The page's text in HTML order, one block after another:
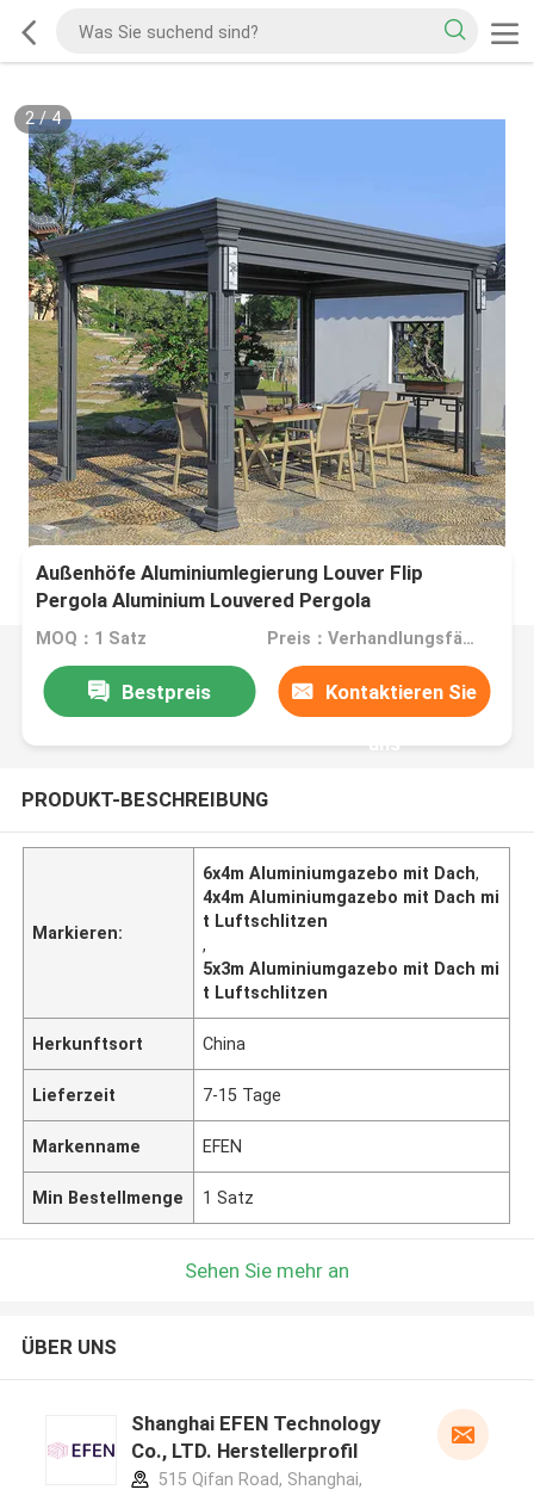
2/4
Außenhöfe Aluminiumlegierung Louver Flip
Pergola Aluminium Louvered Pergola
MOQ：1 Satz Preis：Verhandlungsfähig
Bestpreis Kontaktieren Sie
uns
PRODUKT-BESCHREIBUNG
Markieren:
6x4m Aluminiumgazebo mit Dach,
4x4m Aluminiumgazebo mit Dach mi
t Luftschlitzen
,
5x3m Aluminiumgazebo mit Dach mi
t Luftschlitzen
Herkunftsort China
Lieferzeit 7-15 Tage
Markenname EFEN
Min Bestellmenge 1 Satz
Sehen Sie mehr an
ÜBER UNS
Shanghai EFEN Technology
Co., LTD. Herstellerprofil
515 Qifan Road, Shanghai,